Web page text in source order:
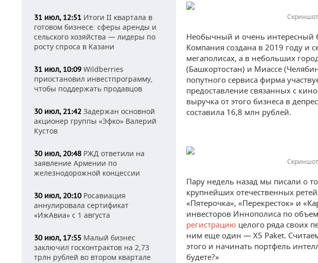
31 июл, 12:51 Итоги II квартала в
готовом бизнесе: сферы аренды и
сельского хозяйства — лидеры по
росту спроса в Казани
31 июл, 10:09 Wildberries
приостановил инвестпрограмму,
чтобы поддержать продавцов
30 июл, 21:42 Задержан основной
акционер группы «Эфко» Валерий
Кустов
30 июл, 20:48 РЖД ответили на
заявление Армении по
железнодорожной концессии
30 июл, 20:10Росавиация
аннулировала сертификат
«ИжАвиа» с 1 августа
30 июл, 17:55 Малый бизнес
заключил госконтрактов на 2,73
трлн рублей во втором квартале
Необычный и очень интересный
Компания создана в 2019 году и
мегаполисах, а в небольших
(Башкортостан) и Миассе
попутного сервиса фирма
предоставление связанных с
выручка от этого бизнеса в
составила 16,8 млн рублей.
Пару недель назад мы писали о
крупнейших отечественных
«Пятерочка», «Перекресток» и
инвесторов Иннополиса по
регистрацию целого ряда своих
ним еще один — X5 Paket.
этого и начинать портфель
будете?»